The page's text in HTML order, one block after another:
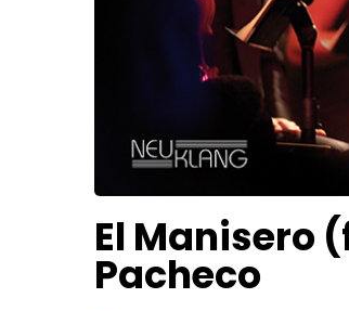
El Manisero
Pacheco